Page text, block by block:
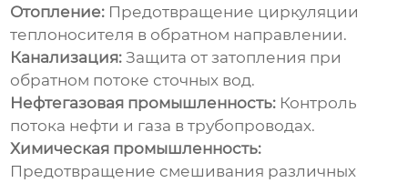
Отопление: Предотвращение циркуляции
теплоносителя в обратном направлении.
Канализация: Защита от затопления при
обратном потоке сточных вод.
Нефтегазовая промышленность: Контроль
потока нефти и газа в трубопроводах.
Химическая промышленность:
Предотвращение смешивания различных